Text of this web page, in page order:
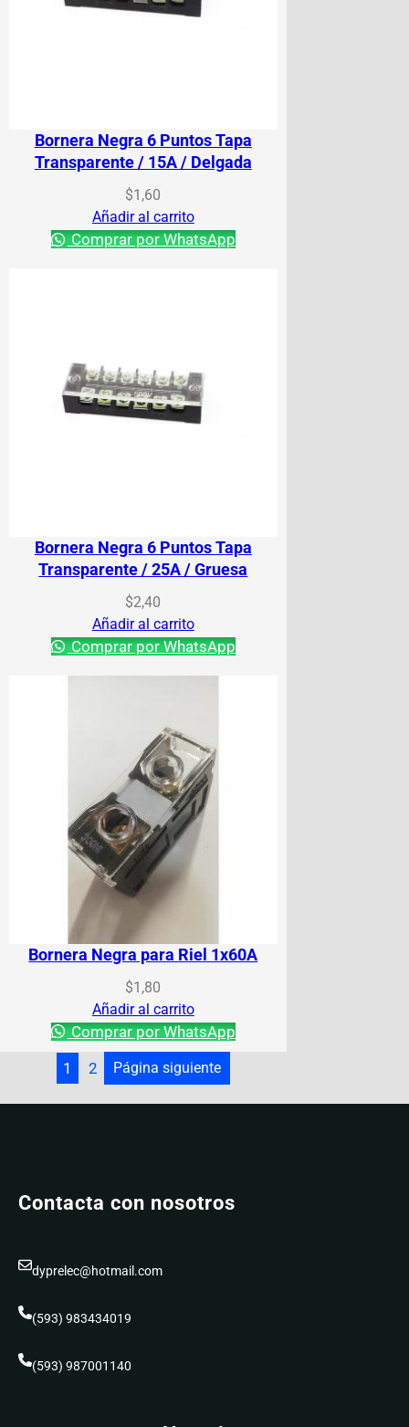
Bornera Negra 6 Puntos Tapa
Transparente / 15A / Delgada
$1,60
Añadir al carrito
Comprar por WhatsApp
Bornera Negra 6 Puntos Tapa
Transparente / 25A / Gruesa
$2,40
Añadir al carrito
Comprar por WhatsApp
Bornera Negra para Riel 1x60A
$1,80
Añadir al carrito
Comprar por WhatsApp
1
2 Página siguiente
Contacta con nosotros
dyprelec@hotmail.com
(593) 983434019
(593) 987001140